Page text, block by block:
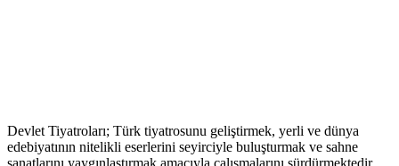
Devlet Tiyatroları; Türk tiyatrosunu geliştirmek, yerli ve dünya
edebiyatının nitelikli eserlerini seyirciyle buluşturmak ve sahne
sanatlarını yaygınlaştırmak amacıyla çalışmalarını sürdürmektedir.